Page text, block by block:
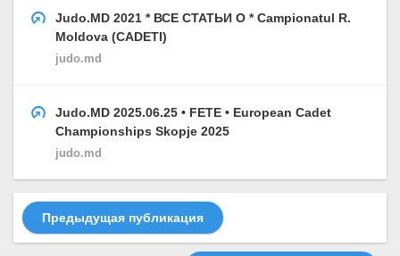
Judo.MD 2021 * ВСЕ СТАТЬИ О * Campionatul R.
Moldova (CADETI)
judo.md
Judo.MD 2025.06.25 • FETE • European Cadet
Championships Skopje 2025
judo.md
Предыдущая публикация